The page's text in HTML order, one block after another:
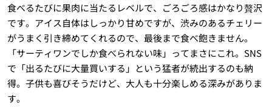
食べるたびに果肉に当たるレベルで、ごろごろ感はかなり贅沢
です。アイス自体はしっかり甘めですが、渋みのあるチェリー
がうまく引き締めてくれるので、最後まで食べ飽きません。
「サーティワンでしか食べられない味」ってまさにこれ。SNS
で「出るたびに大量買いする」という猛者が続出するのも納
得。子供も喜びそうだけど、大人も十分楽しめる深みがありま
す。